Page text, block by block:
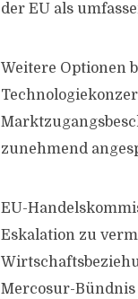
der EU als
Weitere Optionen
zunehmend
EU-
Eskalation zu
Mercosur-Bündnis